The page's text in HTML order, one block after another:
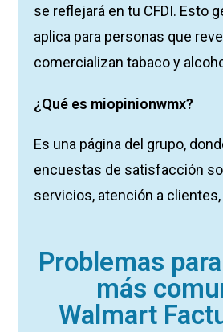
se reflejará en tu CFDI. Esto
aplica para personas que
comercializan tabaco y
¿Qué es miopinionwmx?
Es una página del grupo,
encuestas de satisfacción
servicios, atención a
Problemas
más
Walmart